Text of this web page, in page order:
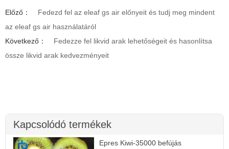
Előző：
Fedezd fel az eleaf gs air előnyeit és tudj meg mindent
az eleaf gs air használatáról
Következő：
Fedezze fel likvid arak lehetőségeit és hasonlítsa
össze likvid arak kedvezményeit
Kapcsolódó termékek
Epres Kiwi-35000 befújás